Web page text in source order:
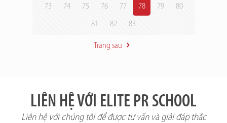
73 74 75 76 77 78 79 80
81 82 83
Trang sau
LIÊN HỆ VỚI ELITE PR SCHOOL
Liên hệ với chúng tôi để được tư vấn và giải đáp thắc